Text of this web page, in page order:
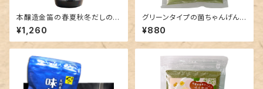
本醸造金笛の春夏秋冬だしの
素：１リットル
¥1,260
グリーンタイプの菌ちゃんげんき
っこ
¥880